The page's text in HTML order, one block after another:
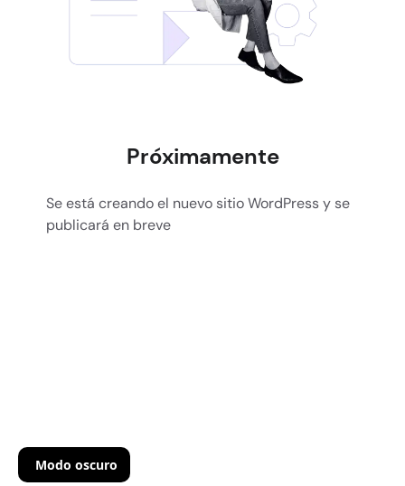
Próximamente
Se está creando el nuevo sitio WordPress y se
publicará en breve
Modo oscuro